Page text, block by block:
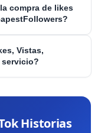
cliente 24/7 para
con respecto a la
compra de likes
y privacidad de los
y encriptación SSL
Vistas,
Por lo tanto, nunca
Historias